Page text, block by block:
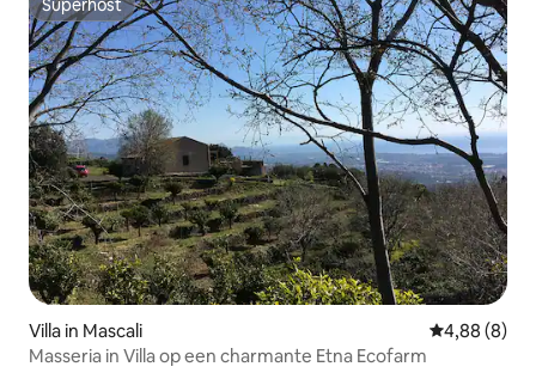
Superhost
Villa in Mascali Gemiddelde
4,88 (8)
Masseria in Villa op een charmante Etna Ecofarm